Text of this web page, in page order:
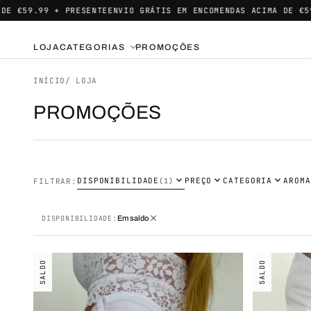
+ PRESENTEENVIO GRÁTIS EM ENCOMENDAS ACIMA DE €59.99 +
LOJACATEGORIAS PROMOÇÕES
INÍCIO / LOJA
PROMOÇÕES
FILTRAR: DISPONIBILIDADE (1) expand_more PREÇO expand_more CATEGORIA expand_moreAROMA
DISPONIBILIDADE: Em saldo close
SALDO SALDO